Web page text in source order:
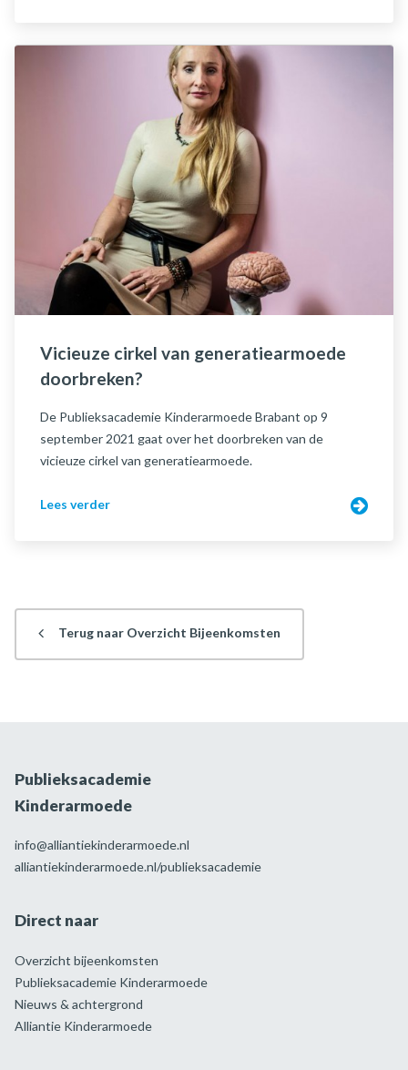
Vicieuze cirkel van generatiearmoede
doorbreken?
De Publieksacademie Kinderarmoede Brabant op 9
september 2021 gaat over het doorbreken van de
vicieuze cirkel van generatiearmoede.
Lees verder
Terug naar Overzicht Bijeenkomsten
Publieksacademie
Kinderarmoede
info@alliantiekinderarmoede.nl
alliantiekinderarmoede.nl/publieksacademie
Direct naar
Overzicht bijeenkomsten
Publieksacademie Kinderarmoede
Nieuws & achtergrond
Alliantie Kinderarmoede